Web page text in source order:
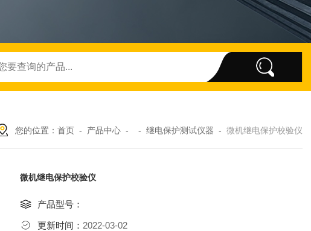
您的位置： 首页 - 产品中心 - - 继电保护测试仪器 - 微机继电保护校验仪
微机继电保护校验仪
产品型号：
更新时间： 2022-03-02